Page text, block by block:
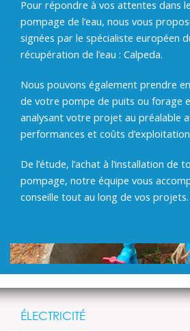
Pour répondre à vos attentes dans
pompage de l’eau, nous vous
signées par le spécialiste européen
récupération de l’eau : Calpeda.
Nous pouvons également prendre
de votre pompe de puits ou forage
analysant votre projet au préalable
performances et coûts
De l’étude, l’achat à l’installation de
pompage, notre équipe vous
conseille tout au long de vos projets.
ÉLECTRICITÉ